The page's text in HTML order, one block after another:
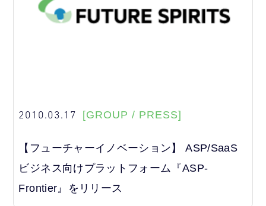
2010.03.17 [GROUP / PRESS]
【フューチャーイノベーション】 ASP/SaaS
ビジネス向けプラットフォーム『ASP-
Frontier』をリリース